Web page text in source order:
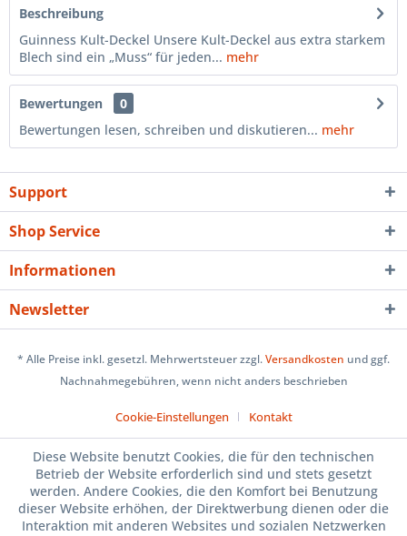
Beschreibung
Guinness Kult-Deckel Unsere Kult-Deckel aus extra starkem
Blech sind ein „Muss“ für jeden... mehr
Bewertungen
0
Bewertungen lesen, schreiben und diskutieren... mehr
Support
Shop Service
Informationen
Newsletter
* Alle Preise inkl. gesetzl. Mehrwertsteuer zzgl.Versandkosten und ggf.
Nachnahmegebühren, wenn nicht anders beschrieben
Cookie-Einstellungen Kontakt
Diese Website benutzt Cookies, die für den technischen
Betrieb der Website erforderlich sind und stets gesetzt
werden. Andere Cookies, die den Komfort bei Benutzung
dieser Website erhöhen, der Direktwerbung dienen oder die
Interaktion mit anderen Websites und sozialen Netzwerken